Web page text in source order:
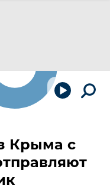
Крыма с